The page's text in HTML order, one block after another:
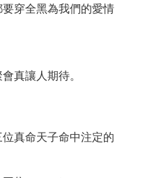
穿全黑為我們的愛情
真讓人期待。
真命天子命中注定的